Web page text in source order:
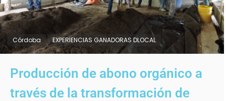
Córdoba EXPERIENCIAS GANADORAS DLOCAL
Producción de abono orgánico a
través de la transformación de